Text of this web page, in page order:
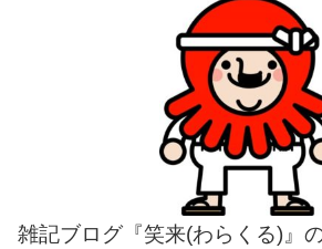
雑記ブログ『笑来(わらくる)』